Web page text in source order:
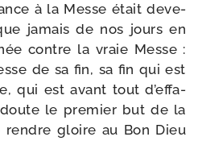
à la Messe était deve­
jamais de nos jours en
contre la vraie Messe :
de sa fin, sa fin qui est
qui est avant tout d’ef­fa­
le pre­mier but de la
rendre gloire au Bon Dieu